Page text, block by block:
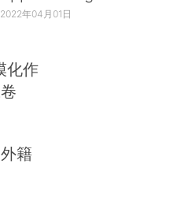
2022年04月01日
化作
籍